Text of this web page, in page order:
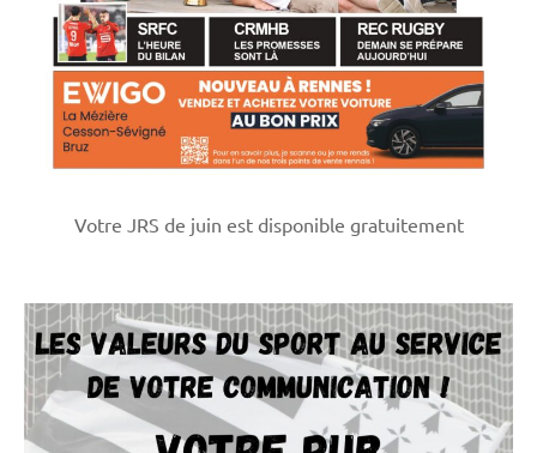
Votre JRS de juin est disponible gratuitement